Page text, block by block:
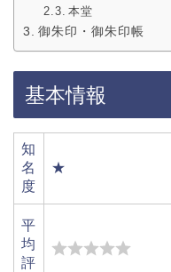
本堂
御朱印・御朱印帳
基本情報
知
名
度
★
平
均
評